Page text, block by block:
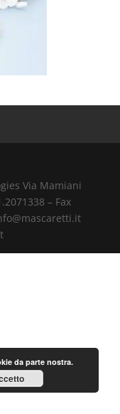
Via Mamiani
– Fax
da parte nostra.